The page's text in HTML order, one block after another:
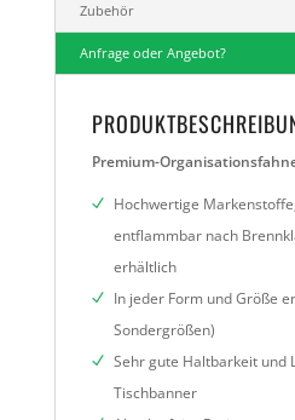
Zubehör
Anfrage oder Angebot?
Premium-
Hochwertige
entflammbar nach
erhältlich
In jeder Form und Größe
Sondergrößen)
Sehr gute Haltbarkeit und
Tischbanner